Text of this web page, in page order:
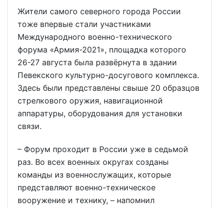
Жители самого северного города России
тоже впервые стали участниками
Международного военно-технического
форума «Армия-2021», площадка которого
26-27 августа была развёрнута в здании
Певекского культурно-досугового комплекса.
Здесь были представлены свыше 20 образцов
стрелкового оружия, навигационной
аппаратуры, оборудования для установки
связи.
– Форум проходит в России уже в седьмой
раз. Во всех военных округах созданы
команды из военнослужащих, которые
представляют военно-техническое
вооружение и технику, – напомнил